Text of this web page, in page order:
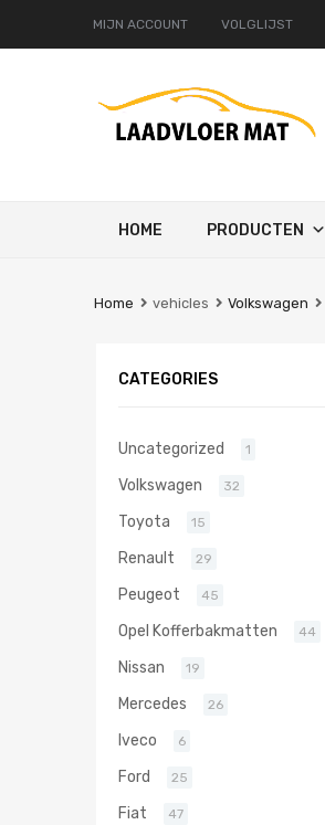
MIJN ACCOUNT VOLGLIJST
HOME PRODUCTEN
Home vehicles Volkswagen
CATEGORIES
Uncategorized 1
Volkswagen 32
Toyota 15
Renault 29
Peugeot 45
Opel Kofferbakmatten 44
Nissan 19
Mercedes 26
Iveco 6
Ford 25
Fiat 47